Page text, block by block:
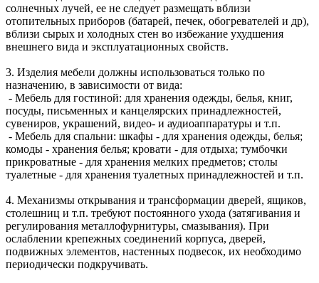
солнечных лучей, ее не следует размещать вблизи
отопительных приборов (батарей, печек, обогревателей и др),
вблизи сырых и холодных стен во избежание ухудшения
внешнего вида и эксплуатационных свойств.
3. Изделия мебели должны использоваться только по
назначению, в зависимости от вида:
- Мебель для гостиной: для хранения одежды, белья, книг,
посуды, письменных и канцелярских принадлежностей,
сувениров, украшений, видео- и аудиоаппаратуры и т.п.
- Мебель для спальни: шкафы - для хранения одежды, белья;
комоды - хранения белья; кровати - для отдыха; тумбочки
прикроватные - для хранения мелких предметов; столы
туалетные - для хранения туалетных принадлежностей и т.п.
4. Механизмы открывания и трансформации дверей, ящиков,
столешниц и т.п. требуют постоянного ухода (затягивания и
регулирования металлофурнитуры, смазывания). При
ослаблении крепежных соединений корпуса, дверей,
подвижных элементов, настенных подвесок, их необходимо
периодически подкручивать.